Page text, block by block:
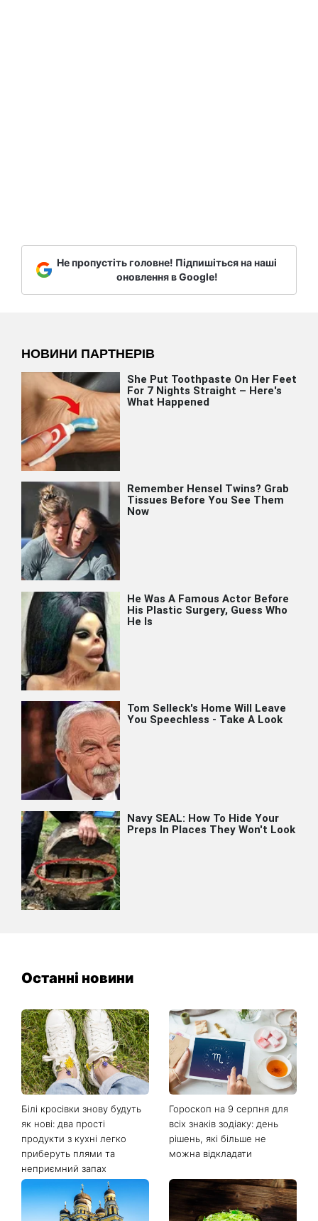
Не пропустіть головне! Підпишіться на наші
оновлення в Google!
Останні новини
Білі кросівки знову будуть
як нові: два прості
продукти з кухні легко
приберуть плями та
неприємний запах
Гороскоп на 9 серпня для
всіх знаків зодіаку: день
рішень, які більше не
можна відкладати